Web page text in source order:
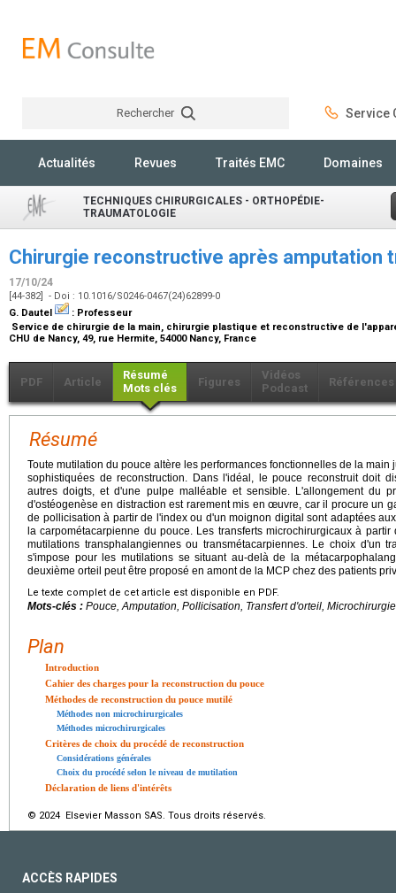
Rechercher Service
Actualités Revues Traités EMC Domaines
TECHNIQUES CHIRURGICALES - ORTHOPÉDIE-
TRAUMATOLOGIE
Chirurgie reconstructive après amputation
17/10/24
[44-382] - Doi : 10.1016/S0246-0467(24)62899-0
G. Dautel
: Professeur
Service de chirurgie de la main, chirurgie plastique et reconstructive de
CHU de Nancy, 49, rue Hermite, 54000 Nancy, France
PDF Article
Résumé
Mots clés
Figures
Vidéos
Podcast
Références
Résumé
Toute mutilation du pouce altère les performances fonctionnelles de la
sophistiquées de reconstruction. Dans l'idéal, le pouce reconstruit doit
autres doigts, et d'une pulpe malléable et sensible. L'allongement du
d'ostéogenèse en distraction est rarement mis en œuvre, car il procure un
de pollicisation à partir de l'index ou d'un moignon digital sont adaptées
la carpométacarpienne du pouce. Les transferts microchirurgicaux à
mutilations transphalangiennes ou transmétacarpiennes. Le choix d'un
s'impose pour les mutilations se situant au-delà de la
deuxième orteil peut être proposé en amont de la MCP chez des patients
Le texte complet de cet article est disponible en PDF.
Mots-clés : Pouce, Amputation, Pollicisation, Transfert d'orteil,
Plan
Introduction
Cahier des charges pour la reconstruction du pouce
Méthodes de reconstruction du pouce mutilé
Méthodes non microchirurgicales
Méthodes microchirurgicales
Critères de choix du procédé de reconstruction
Considérations générales
Choix du procédé selon le niveau de mutilation
Déclaration de liens d'intérêts
© 2024 Elsevier Masson SAS. Tous droits réservés.
ACCÈS RAPIDES